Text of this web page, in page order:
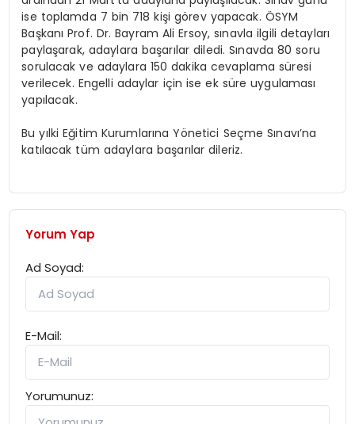
ise toplamda 7 bin 718 kişi görev yapacak. ÖSYM
Başkanı Prof. Dr. Bayram Ali Ersoy, sınavla ilgili detayları
paylaşarak, adaylara başarılar diledi. Sınavda 80 soru
sorulacak ve adaylara 150 dakika cevaplama süresi
verilecek. Engelli adaylar için ise ek süre uygulaması
yapılacak.
Bu yılki Eğitim Kurumlarına Yönetici Seçme Sınavı’na
katılacak tüm adaylara başarılar dileriz.
Yorum Yap
Ad Soyad:
E-Mail:
Yorumunuz: